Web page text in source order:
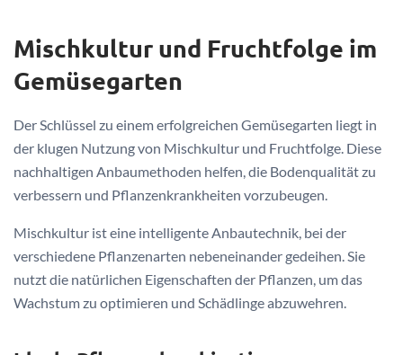
Mischkultur und Fruchtfolge im
Gemüsegarten
Der Schlüssel zu einem erfolgreichen Gemüsegarten liegt in
der klugen Nutzung von Mischkultur und Fruchtfolge. Diese
nachhaltigen Anbaumethoden helfen, die Bodenqualität zu
verbessern und Pflanzenkrankheiten vorzubeugen.
Mischkultur ist eine intelligente Anbautechnik, bei der
verschiedene Pflanzenarten nebeneinander gedeihen. Sie
nutzt die natürlichen Eigenschaften der Pflanzen, um das
Wachstum zu optimieren und Schädlinge abzuwehren.